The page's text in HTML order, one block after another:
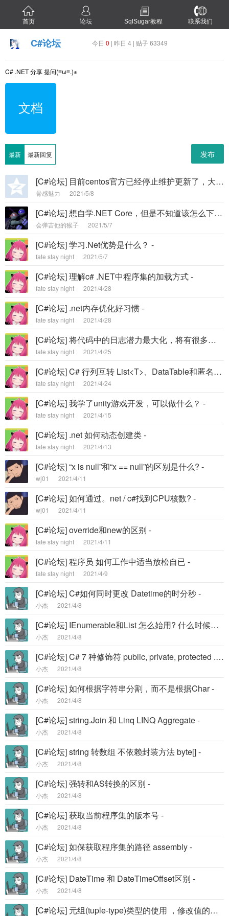
首页 论坛 SqlSugar教程 联系我们
C#论坛 今日 0 | 昨日 4 | 贴子 63349
C# .NET 分享 提问(≡ω≡.)※
文档
最新 最新回复 发布
[C#论坛] 目前centos官方已经停止维护更新了，大家都选择哪个服务器系统呢？ -
骨感魅力 2021/5/8
[C#论坛] 想自学.NET Core，但是不知道该怎么下手，从B站上学，感觉都不懂，自学能力差怎么办？？ -
会弹吉他的猴子 2021/5/7
[C#论坛] 学习.Net优势是什么？ -
fate stay night 2021/5/7
[C#论坛] 理解c# .NET中程序集的加载方式 -
fate stay night 2021/4/28
[C#论坛] .net内存优化好习惯 -
fate stay night 2021/4/28
[C#论坛] 将代码中的日志潜力最大化，将有很多收获 -
fate stay night 2021/4/25
[C#论坛] C# 行列互转 List<T>、DataTable和匿名对象 行转列 -
fate stay night 2021/4/24
[C#论坛] 我学了unity游戏开发，可以做什么？ -
fate stay night 2021/4/15
[C#论坛] .net 如何动态创建类 -
fate stay night 2021/4/13
[C#论坛] “x is null”和“x == null”的区别是什么? -
wj01 2021/4/11
[C#论坛] 如何通过。net / c#找到CPU核数? -
wj01 2021/4/11
[C#论坛] override和new的区别 -
fate stay night 2021/4/11
[C#论坛] 程序员 如何工作中适当放松自已 -
fate stay night 2021/4/9
[C#论坛] C#如何同时更改 Datetime的时分秒 -
小杰 2021/4/8
[C#论坛] IEnumerable和List 怎么始用? 什么时候使用? -
小杰 2021/4/8
[C#论坛] C# 7 种修饰符 public, private, protected ...的区别 -
小杰 2021/4/8
[C#论坛] 如何根据字符串分割，而不是根据Char -
小杰 2021/4/8
[C#论坛] string.Join 和 Linq LINQ Aggregate -
小杰 2021/4/8
[C#论坛] string 转数组 不依赖封装方法 byte[] -
小杰 2021/4/8
[C#论坛] 强转和AS转换的区别 -
小杰 2021/4/8
[C#论坛] 获取当前程序集的版本号 -
小杰 2021/4/8
[C#论坛] 如保获取程序集的路径 assembly -
小杰 2021/4/8
[C#论坛] DateTime 和 DateTimeOffset区别 -
小杰 2021/4/8
[C#论坛] 元组(tuple-type)类型的使用 ，修改值的注意点 C# 8 -